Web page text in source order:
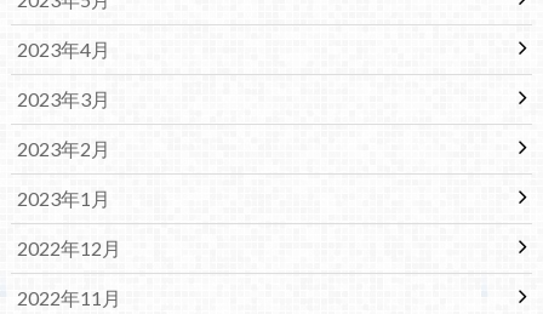
2023年4月
2023年3月
2023年2月
2023年1月
2022年12月
2022年11月